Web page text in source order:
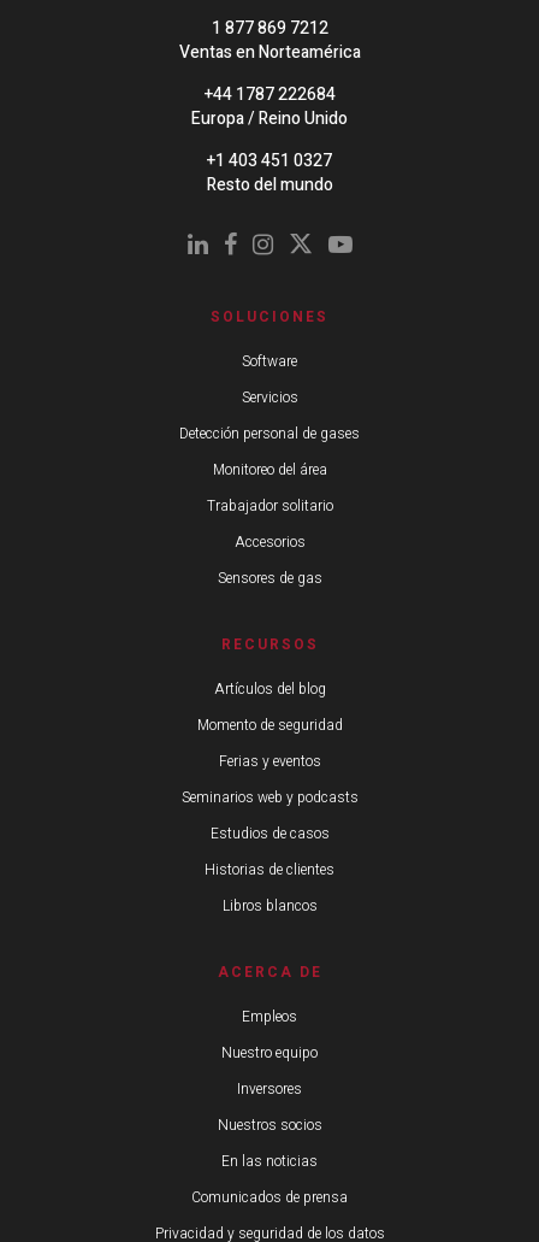
1 877 869 7212
Ventas en Norteamérica
+44 1787 222684
Europa / Reino Unido
+1 403 451 0327
Resto del mundo
SOLUCIONES
Software
Servicios
Detección personal de gases
Monitoreo del área
Trabajador solitario
Accesorios
Sensores de gas
RECURSOS
Artículos del blog
Momento de seguridad
Ferias y eventos
Seminarios web y podcasts
Estudios de casos
Historias de clientes
Libros blancos
ACERCA DE
Empleos
Nuestro equipo
Inversores
Nuestros socios
En las noticias
Comunicados de prensa
Privacidad y seguridad de los datos